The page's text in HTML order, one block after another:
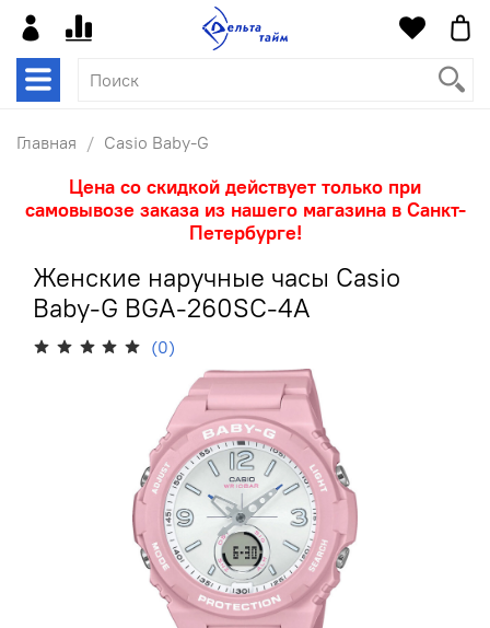
Главная Casio Baby-G
Цена со скидкой действует только при
самовывозе заказа из нашего магазина в Санкт-
Петербурге!
Женские наручные часы Casio
Baby-G BGA-260SC-4A
(0)